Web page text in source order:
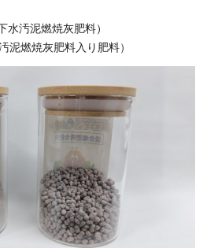
汚泥燃焼灰肥料）
泥燃焼灰肥料入り肥料）